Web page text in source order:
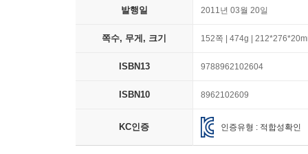
발행일 2011년 03월 20일
쪽수, 무게, 크기 152쪽 | 474g |
ISBN13 9788962102604
ISBN10 8962102609
KC인증 인증유형 : 적합성확인